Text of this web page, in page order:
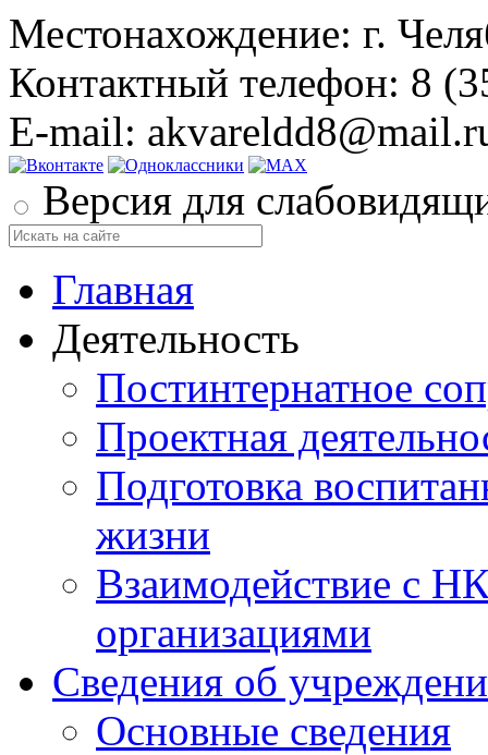
Местонахождение: г.
Контактный телефон: 8
E-mail:
Версия для
Главная
Деятельность
Постинтернатное
Проектная
Подготовка
жизни
Взаимодействие с
организациями
Сведения об
Основные сведения